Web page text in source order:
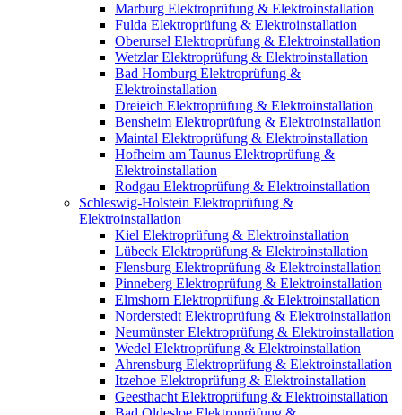
Marburg Elektroprüfung & Elektroinstallation
Fulda Elektroprüfung & Elektroinstallation
Oberursel Elektroprüfung & Elektroinstallation
Wetzlar Elektroprüfung & Elektroinstallation
Bad Homburg Elektroprüfung &
Elektroinstallation
Dreieich Elektroprüfung & Elektroinstallation
Bensheim Elektroprüfung & Elektroinstallation
Maintal Elektroprüfung & Elektroinstallation
Hofheim am Taunus Elektroprüfung &
Elektroinstallation
Rodgau Elektroprüfung & Elektroinstallation
Schleswig-Holstein Elektroprüfung &
Elektroinstallation
Kiel Elektroprüfung & Elektroinstallation
Lübeck Elektroprüfung & Elektroinstallation
Flensburg Elektroprüfung & Elektroinstallation
Pinneberg Elektroprüfung & Elektroinstallation
Elmshorn Elektroprüfung & Elektroinstallation
Norderstedt Elektroprüfung & Elektroinstallation
Neumünster Elektroprüfung & Elektroinstallation
Wedel Elektroprüfung & Elektroinstallation
Ahrensburg Elektroprüfung & Elektroinstallation
Itzehoe Elektroprüfung & Elektroinstallation
Geesthacht Elektroprüfung & Elektroinstallation